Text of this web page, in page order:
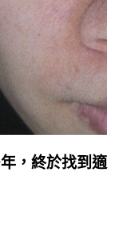
，終於找到適